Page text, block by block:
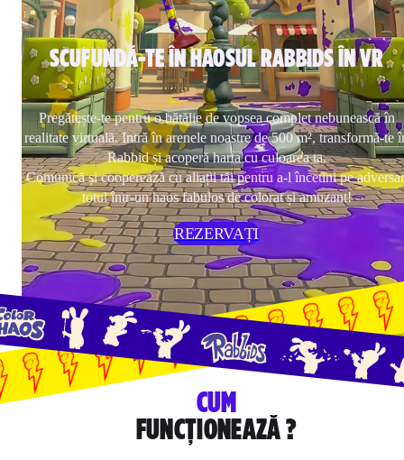
SCUFUNDĂ-TE ÎN HAOSUL RABBIDS ÎN VR
Pregătește-te pentru o bătălie de vopsea complet nebunească în
realitate virtuală. Intră în arenele noastre de 500 m², transformă-te
Rabbid și acoperă harta cu culoarea ta.
Comunică și cooperează cu aliații tăi pentru a-l încetini pe
totul într-un haos fabulos de colorat și amuzant!
REZERVAȚI
CUM
FUNCȚIONEAZĂ ?